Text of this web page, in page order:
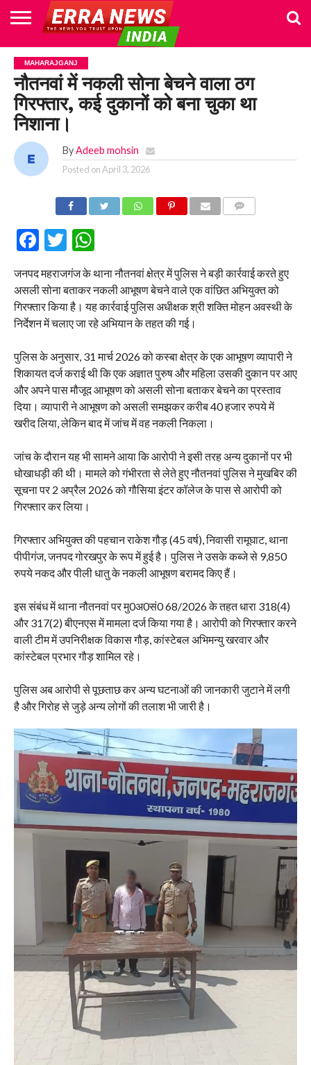
HOME
POLITICS
NEWS
BUSINESS
CULTURE
NATIONAL
SPORTS
LIFESTYLE
TRAVEL
OPINION
BREAKING
NEWS
ENTERTAINMENT
WORLD
CRIME
JOIN
US
MAHARAJGANJ
नौतनवां में नकली सोना बेचने वाला ठग
गिरफ्तार, कई दुकानों को बना चुका था
निशाना।
By Adeeb mohsin
Posted onApril 3, 2026
Facebook
Twitter
WhatsApp
जनपद महराजगंज के थाना नौतनवां क्षेत्र में पुलिस ने बड़ी कार्रवाई करते हुए
असली सोना बताकर नकली आभूषण बेचने वाले एक वांछित अभियुक्त को
गिरफ्तार किया है। यह कार्रवाई पुलिस अधीक्षक श्री शक्ति मोहन अवस्थी के
निर्देशन में चलाए जा रहे अभियान के तहत की गई।
पुलिस के अनुसार, 31 मार्च 2026 को कस्बा क्षेत्र के एक आभूषण व्यापारी ने
शिकायत दर्ज कराई थी कि एक अज्ञात पुरुष और महिला उसकी दुकान पर आए
और अपने पास मौजूद आभूषण को असली सोना बताकर बेचने का प्रस्ताव
दिया। व्यापारी ने आभूषण को असली समझकर करीब 40 हजार रुपये में
खरीद लिया, लेकिन बाद में जांच में वह नकली निकला।
जांच के दौरान यह भी सामने आया कि आरोपी ने इसी तरह अन्य दुकानों पर भी
धोखाधड़ी की थी। मामले को गंभीरता से लेते हुए नौतनवां पुलिस ने मुखबिर की
सूचना पर 2 अप्रैल 2026 को गौसिया इंटर कॉलेज के पास से आरोपी को
गिरफ्तार कर लिया।
गिरफ्तार अभियुक्त की पहचान राकेश गौड़ (45 वर्ष), निवासी रामूघाट, थाना
पीपीगंज, जनपद गोरखपुर के रूप में हुई है। पुलिस ने उसके कब्जे से 9,850
रुपये नकद और पीली धातु के नकली आभूषण बरामद किए हैं।
इस संबंध में थाना नौतनवां पर मु0अ0सं0 68/2026 के तहत धारा 318(4)
और 317(2) बीएनएस में मामला दर्ज किया गया है। आरोपी को गिरफ्तार करने
वाली टीम में उपनिरीक्षक विकास गौड़, कांस्टेबल अभिमन्यु खरवार और
कांस्टेबल प्रभार गौड़ शामिल रहे।
पुलिस अब आरोपी से पूछताछ कर अन्य घटनाओं की जानकारी जुटाने में लगी
है और गिरोह से जुड़े अन्य लोगों की तलाश भी जारी है।